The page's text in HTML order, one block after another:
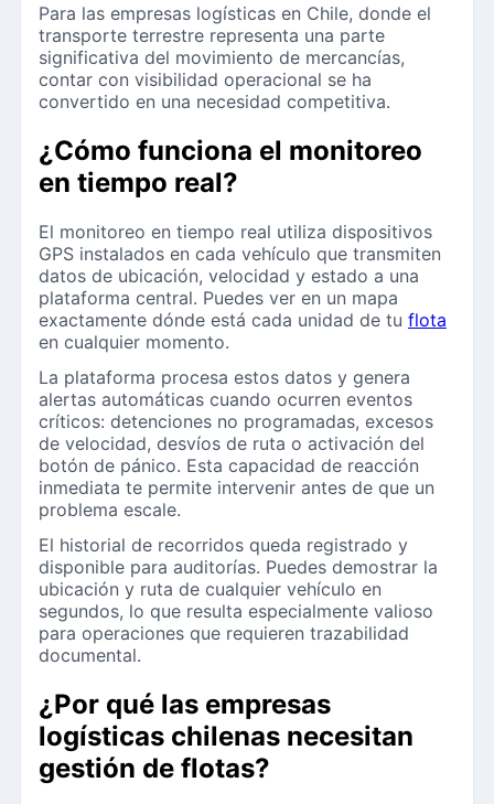
Para las empresas logísticas en Chile, donde el
transporte terrestre representa una parte
significativa del movimiento de mercancías,
contar con visibilidad operacional se ha
convertido en una necesidad competitiva.
¿Cómo funciona el monitoreo
en tiempo real?
El monitoreo en tiempo real utiliza dispositivos
GPS instalados en cada vehículo que transmiten
datos de ubicación, velocidad y estado a una
plataforma central. Puedes ver en un mapa
exactamente dónde está cada unidad de tu flota
en cualquier momento.
La plataforma procesa estos datos y genera
alertas automáticas cuando ocurren eventos
críticos: detenciones no programadas, excesos
de velocidad, desvíos de ruta o activación del
botón de pánico. Esta capacidad de reacción
inmediata te permite intervenir antes de que un
problema escale.
El historial de recorridos queda registrado y
disponible para auditorías. Puedes demostrar la
ubicación y ruta de cualquier vehículo en
segundos, lo que resulta especialmente valioso
para operaciones que requieren trazabilidad
documental.
¿Por qué las empresas
logísticas chilenas necesitan
gestión de flotas?